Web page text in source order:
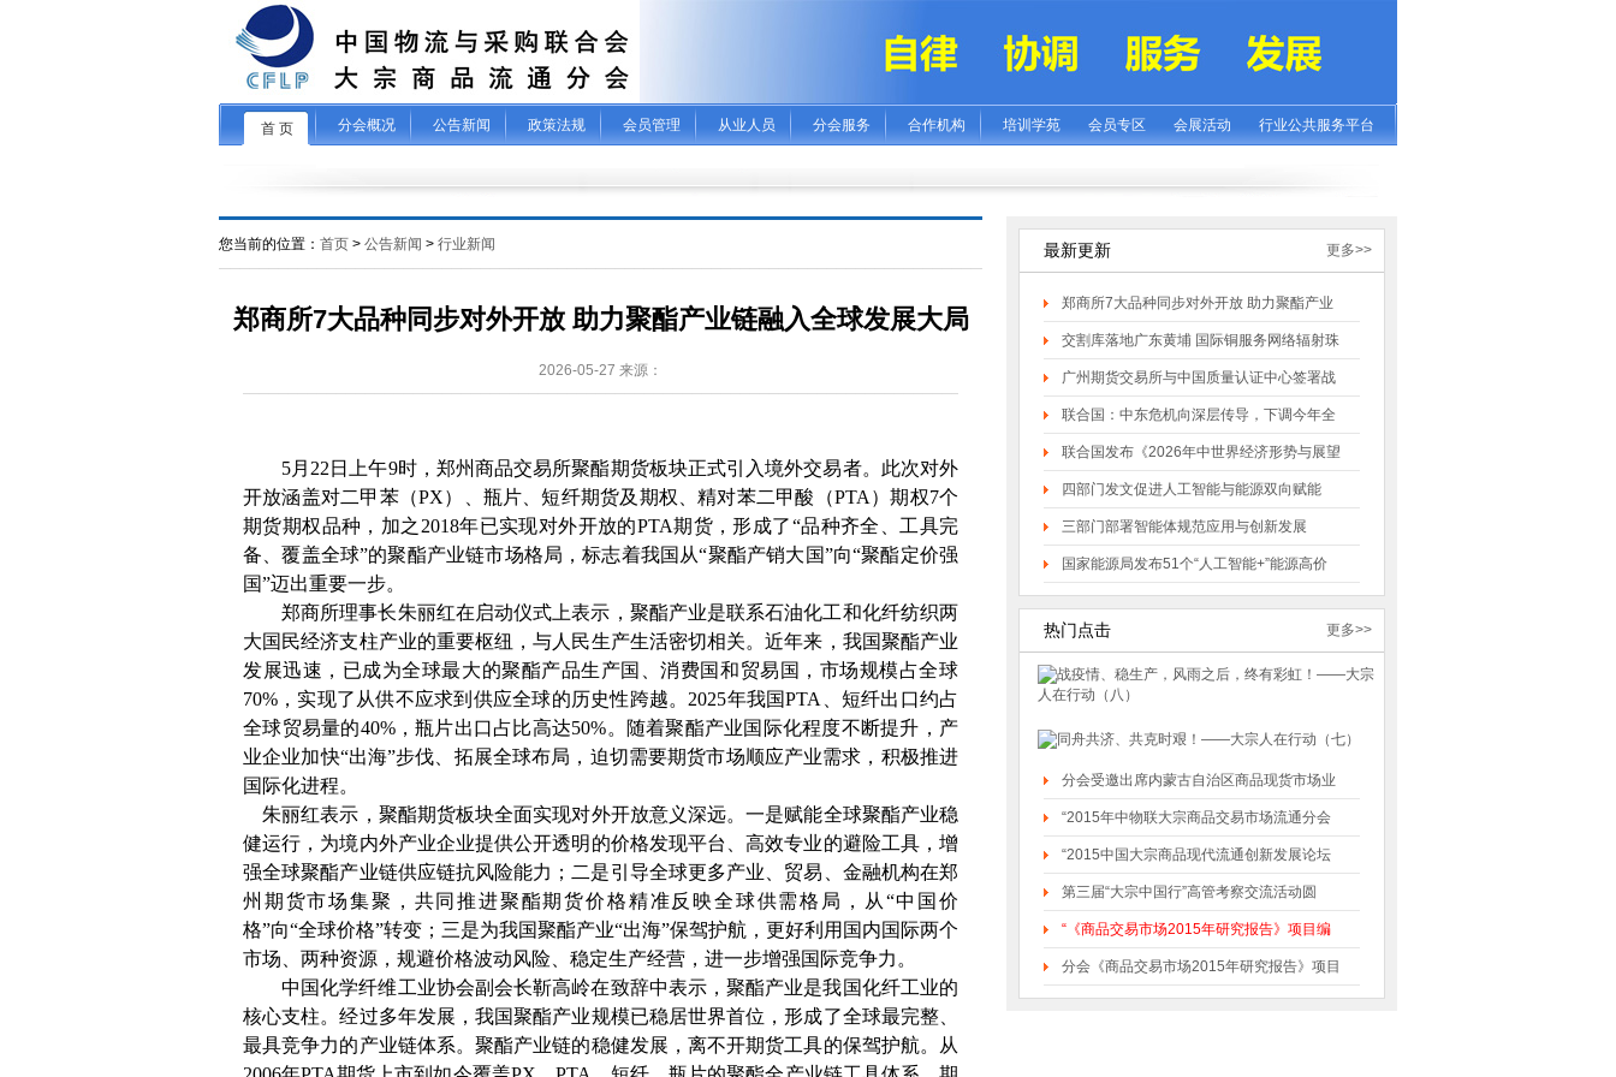
首 页 分会概况 公告新闻 政策法规 会员管理 从业人员 分会服务 合作机构 培训学苑 会员专区 会展活动 行业公共服务平台
您当前的位置： 首页 > 公告新闻 > 行业新闻
郑商所7大品种同步对外开放 助力聚酯产业链融入全球发展大局
2026-05-27 来源：
5月 22 日上午9时，郑州商品交易所聚酯期货板块正式引入境外交易者。此次对外
开放涵盖对二甲苯（PX）、瓶片、短纤期货及期权、精对苯二甲酸（PTA ）期权7个
期货期权品种，加之 2018年已实现对外开放的PTA期货，形成了“品种齐全、工具完
备、覆盖全球”的聚酯产业链市场格局，标志着我国从“聚酯产销大国”向“聚酯定价强
国”迈出重要一步。
郑商所理事长朱丽红在启动仪式上表示，聚酯产业是联系石油化工和化纤纺织两
大国民经济支柱产业的重要枢纽，与人民生产生活密切相关。近年来，我国聚酯产业
发展迅速，已成为全球最大的聚酯产品生产国、消费国和贸易国，市场规模占全球
70% ，实现了从供不应求到供应全球的历史性跨越。 2025年我国PTA
、短纤出口约占
全球贸易量的40%，瓶片出口占比高达50%。随着聚酯产业国际化程度不断提升，产
业企业加快“出海”步伐、拓展全球布局，迫切需要期货市场顺应产业需求，积极推进
国际化进程。
朱丽红表示，聚酯期货板块全面实现对外开放意义深远。一是赋能全球聚酯产业稳
健运行，为境内外产业企业提供公开透明的价格发现平台、高效专业的避险工具，增
强全球聚酯产业链供应链抗风险能力；二是引导全球更多产业、贸易、金融机构在郑
州期货市场集聚，共同推进聚酯期货价格精准反映全球供需格局，从“中国价
格”向“全球价格”转变；三是为我国聚酯产业“出海”保驾护航，更好利用国内国际两个
市场、两种资源，规避价格波动风险、稳定生产经营，进一步增强国际竞争力。
中国化学纤维工业协会副会长靳高岭在致辞中表示，聚酯产业是我国化纤工业的
核心支柱。经过多年发展，我国聚酯产业规模已稳居世界首位，形成了全球最完整、
最具竞争力的产业链体系。聚酯产业链的稳健发展，离不开期货工具的保驾护航。从
更多>>
最新更新
郑商所7大品种同步对外开放 助力聚酯产业
交割库落地广东黄埔 国际铜服务网络辐射珠
广州期货交易所与中国质量认证中心签署战
联合国：中东危机向深层传导，下调今年全
联合国发布《2026年中世界经济形势与展望
四部门发文促进人工智能与能源双向赋能
三部门部署智能体规范应用与创新发展
国家能源局发布51个“人工智能+”能源高价
更多>>
热门点击
分会受邀出席内蒙古自治区商品现货市场业
“2015年中物联大宗商品交易市场流通分会
“2015中国大宗商品现代流通创新发展论坛
第三届“大宗中国行”高管考察交流活动圆
“《商品交易市场2015年研究报告》项目编
分会《商品交易市场2015年研究报告》项目